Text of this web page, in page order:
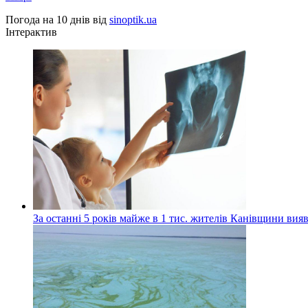
Погода на 10 днів від sinoptik.ua
Інтерактив
За останні 5 років майже в 1 тис. жителів Канівщини